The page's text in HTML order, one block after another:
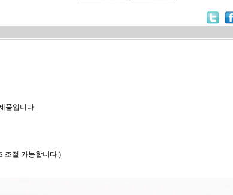
품입니다.
조절 가능합니다.)